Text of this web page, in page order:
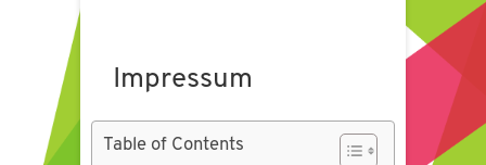
Impressum
Table of Contents